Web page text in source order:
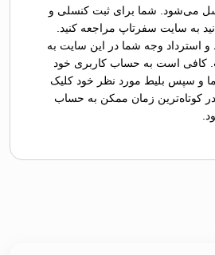
می‌شود. شما برای ثبت کنسلی و
به سایت سفرتاپ مراجعه کنید.
استرداد وجه شما در این سایت به
کافی است به حساب کاربری خود
و سپس بلیط مورد نظر خود کلیک
در کوتاه‌ترین زمان ممکن به حساب